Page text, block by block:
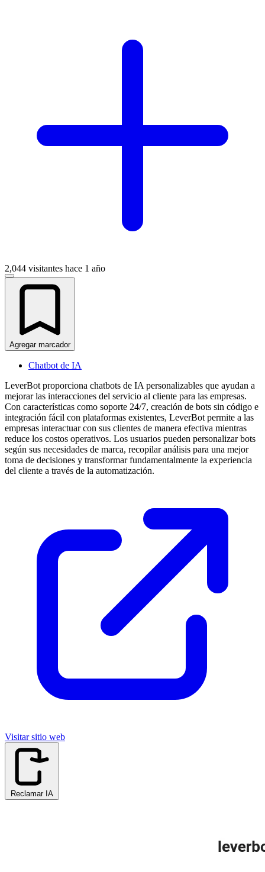
2,044 visitantes hace 1 año
Agregar marcador
Chatbot de IA
LeverBot proporciona chatbots de IA personalizables que ayudan a
mejorar las interacciones del servicio al cliente para las empresas.
Con características como soporte 24/7, creación de bots sin código e
integración fácil con plataformas existentes, LeverBot permite a las
empresas interactuar con sus clientes de manera efectiva mientras
reduce los costos operativos. Los usuarios pueden personalizar bots
según sus necesidades de marca, recopilar análisis para una mejor
toma de decisiones y transformar fundamentalmente la experiencia
del cliente a través de la automatización.
Visitar sitio web
Reclamar IA